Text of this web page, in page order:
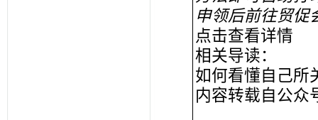
申领后前往贸促
点击查看详情
相关导读：
如何看懂自己所
内容转载自公众